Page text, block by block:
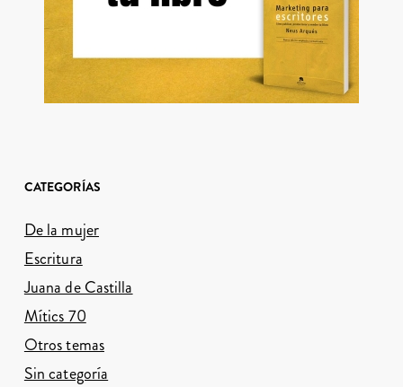
CATEGORÍAS
De la mujer
Escritura
Juana de Castilla
Mítics 70
Otros temas
Sin categoría